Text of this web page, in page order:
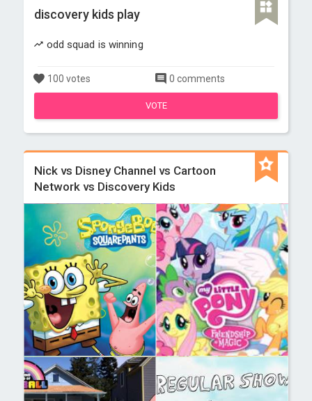
discovery kids play
odd squad is winning
100 votes 0 comments
VOTE
Nick vs Disney Channel vs Cartoon
Network vs Discovery Kids